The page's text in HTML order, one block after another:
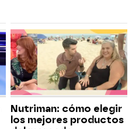
Nutriman: cómo elegir
los mejores productos